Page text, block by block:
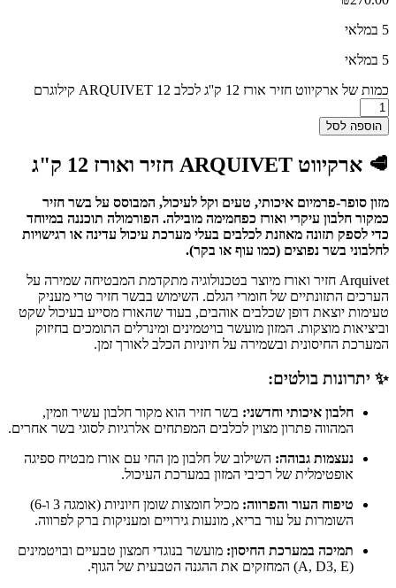
5 במלאי
5 במלאי
כמות של ארקיווט חזיר אורז 12 ק''ג לכלב ARQUIVET 12 קילוגרם
הוספה לסל
🥩 ארקיווט ARQUIVET חזיר ואורז 12 ק"ג
מזון סופר-פרמיום איכותי, טעים וקל לעיכול, המבוסס על בשר חזיר
כמקור חלבון עיקרי ואורז כפחמימה מובילה. הפורמולה תוכננה במיוחד
כדי לספק תזונה מאוזנת לכלבים בעלי מערכת עיכול עדינה או רגישויות
לחלבוני בשר נפוצים (כמו עוף או בקר).
Arquivet חזיר ואורז מיוצר בטכנולוגיה מתקדמת המבטיחה שמירה על
הערכים התזונתיים של חומרי הגלם. השימוש בבשר חזיר טרי מעניק
טעימות יוצאת דופן שכלבים אוהבים, בעוד שהאורז מסייע בעיכול שקט
וביציאות מוצקות. המזון מועשר בויטמינים ומינרלים התומכים בחיזוק
המערכת החיסונית ובשמירה על חיוניות הכלב לאורך זמן.
✨ יתרונות בולטים:
חלבון איכותי וחדשני: בשר חזיר הוא מקור חלבון עשיר וזמין,
המהווה פתרון מצוין לכלבים המפתחים אלרגיות לסוגי בשר אחרים.
נעצמות גבוהה: השילוב של חלבון מן החי עם אורז מבטיח ספיגה
אופטימלית של רכיבי המזון במערכת העיכול.
טיפוח העור והפרווה:
מכיל חומצות שומן חיוניות (אומגה 3 ו-6)
השומרות על עור בריא, מונעות גירויים ומעניקות ברק לפרווה.
תמיכה במערכת החיסון: מועשר בנוגדי חמצון טבעיים ובויטמינים
(A, D3, E) המחזקים את ההגנה הטבעית של הגוף.